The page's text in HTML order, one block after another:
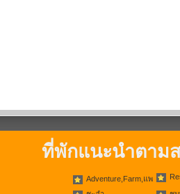
ที่พักแนะนำตาม
Adventure,Farm,แพ